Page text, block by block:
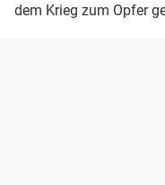
dem Krieg zum Opfer